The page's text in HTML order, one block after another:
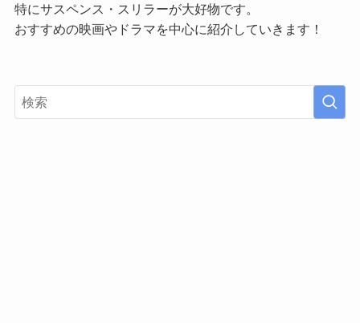
特にサスペンス・スリラーが大好物です。
おすすめの映画やドラマを中心に紹介していきます！